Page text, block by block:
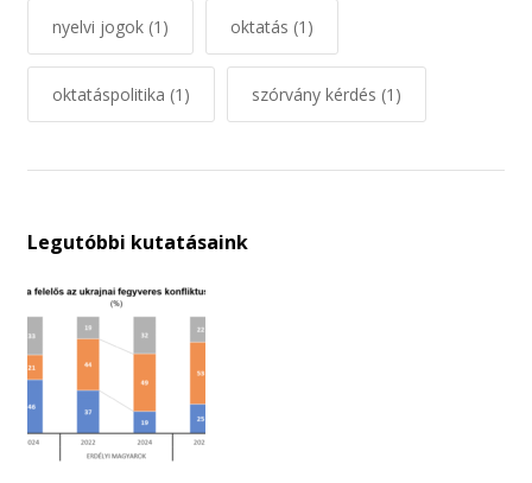
nyelvi jogok(1) oktatás (1)
oktatáspolitika (1) szórvány kérdés (1)
Legutóbbi kutatásaink